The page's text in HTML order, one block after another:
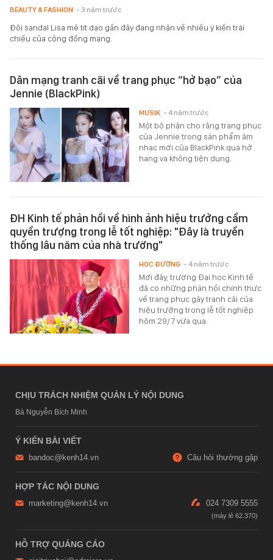
BEAUTY & FASHION - 3 năm trước
Đôi sandal Lisa mê tít dạo gần đây đang nhận về nhiều ý kiến trái
chiều của cộng đồng mạng.
Dân mạng tranh cãi về trang phục “hở bạo” của
Jennie (BlackPink)
Một bộ phận cho rằng trang phục
của Jennie trong sản phẩm âm
nhạc mới của BlackPink quá hở
hang và không tiện dụng.
MUSIK - 4 năm trước
ĐH Kinh tế phản hồi về hình ảnh hiệu trưởng cầm
quyền trượng trong lễ tốt nghiệp: "Đây là truyền
thống lâu năm của nhà trường"
Mới đây, trường Đại học Kinh tế
đã có những phản hồi chính thức
về trang phục gây tranh cãi của
hiệu trưởng trong lễ tốt nghiệp
hôm 29/7 vừa qua.
HỌC ĐƯỜNG - 4 năm trước
CHỊU TRÁCH NHIỆM QUẢN LÝ NỘI DUNG
Bà Nguyễn Bích Minh
Ý KIẾN BÀI VIẾT
bandoc@kenh14.vn Câu hỏi thường gặp
HỢP TÁC NỘI DUNG
marketing@kenh14.vn 024 7309 5555
HỖ TRỢ QUẢNG CÁO